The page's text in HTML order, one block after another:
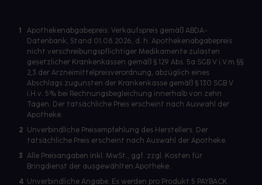
1
Apothekenabgabepreis: Verkaufspreis gemäß ABDA-
Datenbank, Stand 01.08.2026, d. h. Apothekenabgabepreis
nicht verschreibungspflichtiger Medikamente zulasten
gesetzlicher Krankenkassen gemäß § 129 Abs. 5a SGB V i.V.m §§
2,3 der Arzneimittelpreisverordnung, abzüglich eines
Abschlags zugunsten der Krankenkasse gemäß § 130 SGB V
i.H.v. 5% bei Rechnungsbegleichung innerhalb von zehn
Tagen. Der tatsächliche Preis erscheint nach Auswahl der
Apotheke.
2 Unverbindliche Preisempfehlung des Herstellers. Der
tatsächliche Preis erscheint nach Auswahl der Apotheke.
3 Alle Preisangaben inkl. MwSt., ggf. zzgl. Kosten für
Bringdienst der ausgewählten Apotheke.
4 Unverbindliche Angabe. Es werden pro Produkt 5 PAYBACK